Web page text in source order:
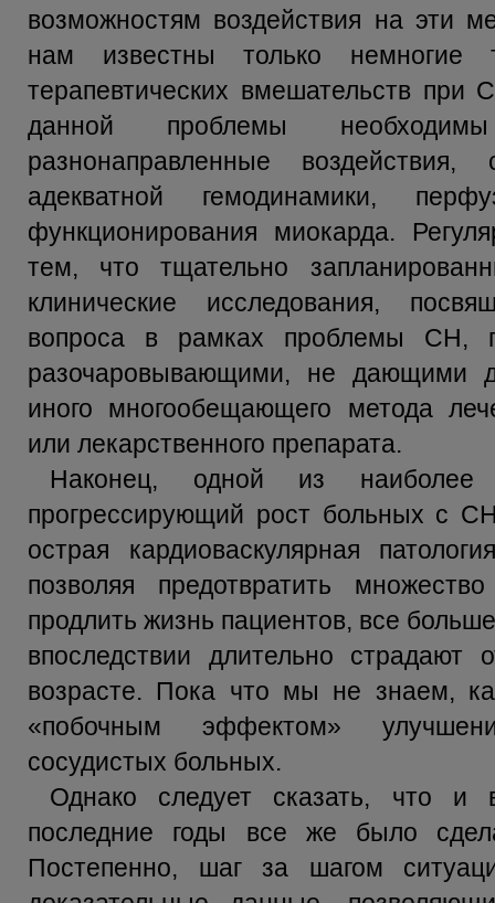
возможностям воздействия на эти
нам известны только немногие
терапевтических вмешательств
данной проблемы
разнонаправленные воздействия,
адекватной гемодинамики,
функционирования миокарда.
тем, что тщательно
клинические исследования,
вопроса в рамках проблемы СН,
разочаровывающими, не дающими
иного многообещающего метода
или лекарственного препарата.
Наконец, одной из наиболее
прогрессирующий рост больных с
острая кардиоваскулярная
позволяя предотвратить
продлить жизнь пациентов, все
впоследствии длительно
возрасте. Пока что мы не знаем,
«побочным эффектом»
сосудистых больных.
Однако следует сказать, что
последние годы все же было
Постепенно, шаг за шагом